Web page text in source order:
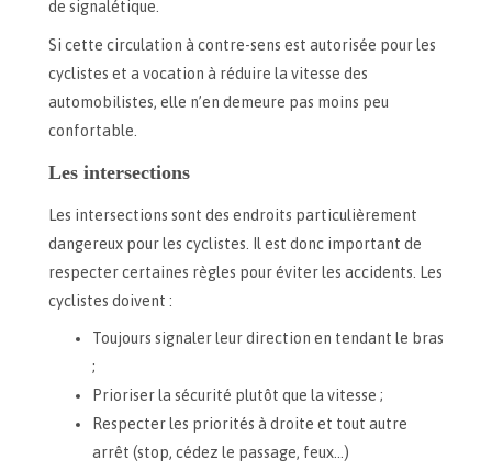
de signalétique.
Si cette circulation à contre-sens est autorisée pour les
cyclistes et a vocation à réduire la vitesse des
automobilistes, elle n’en demeure pas moins peu
confortable.
Les intersections
Les intersections sont des endroits particulièrement
dangereux pour les cyclistes. Il est donc important de
respecter certaines règles pour éviter les accidents. Les
cyclistes doivent :
Toujours signaler leur direction en tendant le bras
;
Prioriser la sécurité plutôt que la vitesse ;
Respecter les priorités à droite et tout autre
arrêt (stop, cédez le passage, feux…)